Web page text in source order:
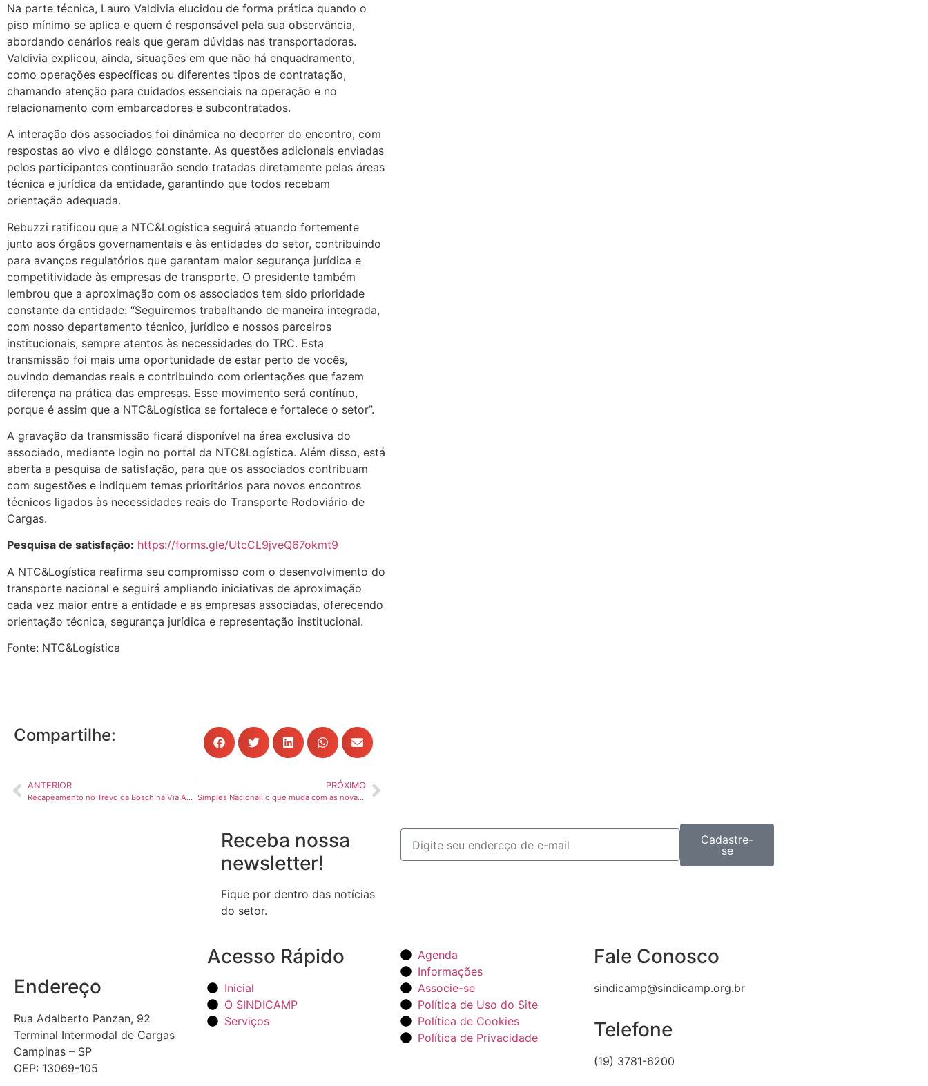
Na parte técnica, Lauro Valdivia elucidou de forma prática quando o
piso mínimo se aplica e quem é responsável pela sua observância,
abordando cenários reais que geram dúvidas nas transportadoras.
Valdivia explicou, ainda, situações em que não há enquadramento,
como operações específicas ou diferentes tipos de contratação,
chamando atenção para cuidados essenciais na operação e no
relacionamento com embarcadores e subcontratados.
A interação dos associados foi dinâmica no decorrer do encontro, com
respostas ao vivo e diálogo constante. As questões adicionais enviadas
pelos participantes continuarão sendo tratadas diretamente pelas áreas
técnica e jurídica da entidade, garantindo que todos recebam
orientação adequada.
Rebuzzi ratificou que a NTC&Logística seguirá atuando fortemente
junto aos órgãos governamentais e às entidades do setor, contribuindo
para avanços regulatórios que garantam maior segurança jurídica e
competitividade às empresas de transporte. O presidente também
lembrou que a aproximação com os associados tem sido prioridade
constante da entidade: “Seguiremos trabalhando de maneira integrada,
com nosso departamento técnico, jurídico e nossos parceiros
institucionais, sempre atentos às necessidades do TRC. Esta
transmissão foi mais uma oportunidade de estar perto de vocês,
ouvindo demandas reais e contribuindo com orientações que fazem
diferença na prática das empresas. Esse movimento será contínuo,
porque é assim que a NTC&Logística se fortalece e fortalece o setor”.
A gravação da transmissão ficará disponível na área exclusiva do
associado, mediante login no portal da NTC&Logística. Além disso, está
aberta a pesquisa de satisfação, para que os associados contribuam
com sugestões e indiquem temas prioritários para novos encontros
técnicos ligados às necessidades reais do Transporte Rodoviário de
Cargas.
Pesquisa de satisfação: https://forms.gle/UtcCL9jveQ67okmt9
A NTC&Logística reafirma seu compromisso com o desenvolvimento do
transporte nacional e seguirá ampliando iniciativas de aproximação
cada vez maior entre a entidade e as empresas associadas, oferecendo
orientação técnica, segurança jurídica e representação institucional.
Fonte: NTC&Logística
Compartilhe:
ANTERIOR
Recapeamento no Trevo da Bosch na Via Anhanguera altera o tráfego, nesta quarta (29)
PRÓXIMO
Simples Nacional: o que muda com as novas regras da Reforma Tributária a partir de 2026
Receba nossa
newsletter!
Fique por dentro das notícias
do setor.
Cadastre-
se
Endereço
Rua Adalberto Panzan, 92
Terminal Intermodal de Cargas
Campinas – SP
CEP: 13069-105
Acesso Rápido
Inicial
O SINDICAMP
Serviços
Agenda
Informações
Associe-se
Política de Uso do Site
Política de Cookies
Política de Privacidade
Fale Conosco
sindicamp@sindicamp.org.br
Telefone
(19) 3781-6200